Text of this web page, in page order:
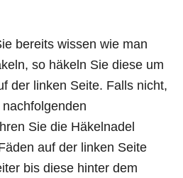
bereits wissen wie man
so häkeln Sie diese um
der linken Seite. Falls nicht,
Sie die Häkelnadel
auf der linken Seite
bis diese hinter dem